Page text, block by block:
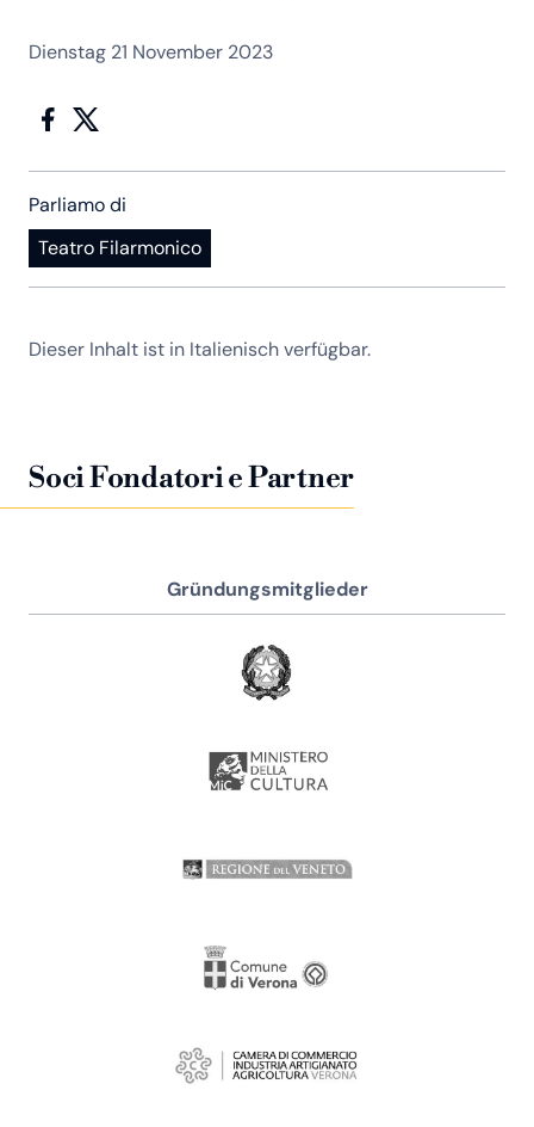
Dienstag 21 November 2023
Parliamo di
Teatro Filarmonico
Dieser Inhalt ist in Italienisch verfügbar.
Soci Fondatori e Partner
Gründungsmitglieder